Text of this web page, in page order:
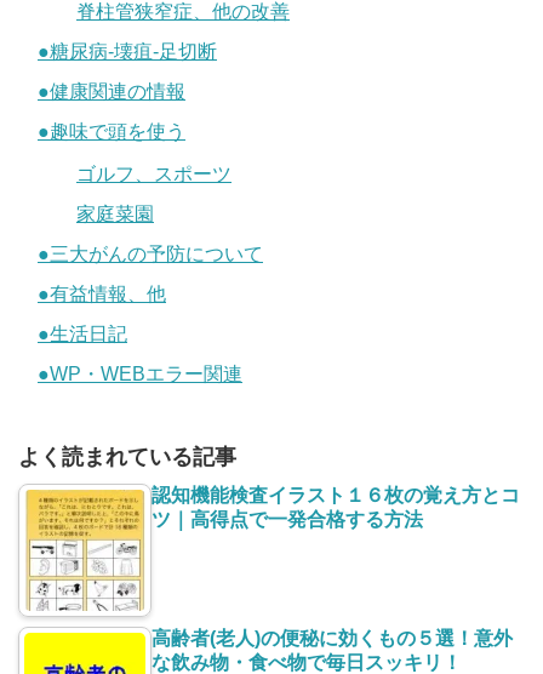
脊柱管狭窄症、他の改善
●糖尿病-壊疽-足切断
●健康関連の情報
●趣味で頭を使う
ゴルフ、スポーツ
家庭菜園
●三大がんの予防について
●有益情報、他
●生活日記
●WP・WEBエラー関連
よく読まれている記事
認知機能検査イラスト１６枚の覚え方とコ
ツ｜高得点で一発合格する方法
高齢者(老人)の便秘に効くもの５選！意外
な飲み物・食べ物で毎日スッキリ！